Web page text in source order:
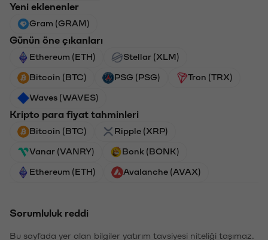
Yeni eklenenler
Gram (GRAM)
Günün öne çıkanları
Ethereum (ETH) Stellar (XLM)
Bitcoin (BTC) PSG (PSG) Tron (TRX)
Waves (WAVES)
Kripto para fiyat tahminleri
Bitcoin (BTC) Ripple (XRP)
Vanar (VANRY) Bonk (BONK)
Ethereum (ETH) Avalanche (AVAX)
Sorumluluk reddi
Bu sayfada yer alan bilgiler yatırım tavsiyesi niteliği taşımaz.